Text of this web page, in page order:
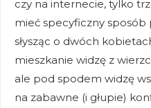
czy na internecie, tylko
mieć specyficzny sposób
słysząc o dwóch
mieszkanie widzę z
ale pod spodem widzę
na zabawne (i głupie)